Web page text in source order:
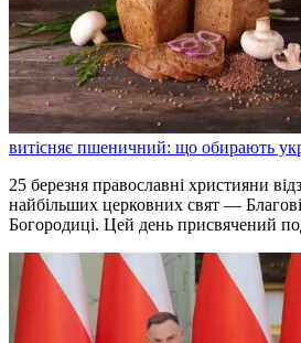
витісняє пшеничний: що обирають
25 березня православні християни
найбільших церковних свят —
Богородиці. Цей день присвячений